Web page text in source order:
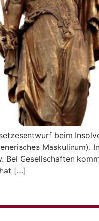
beim
Maskulinum).
Bei Gesellschaften
[…]